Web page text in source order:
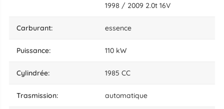
1998 / 2009 2.0t 16V
carburant: essence
puissance: 110 kW
cylindrée: 1985 CC
trasmission: automatique